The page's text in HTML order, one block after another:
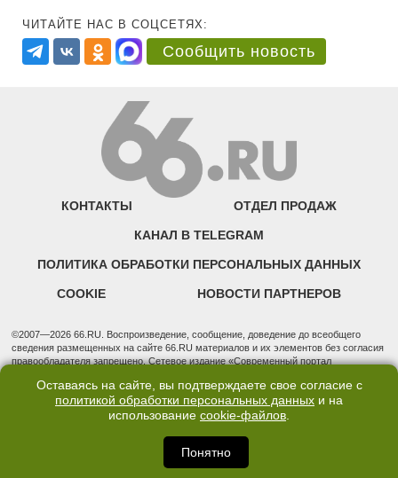
ЧИТАЙТЕ НАС В СОЦСЕТЯХ:
Сообщить новость
КОНТАКТЫ ОТДЕЛ ПРОДАЖ
КАНАЛ В TELEGRAM
ПОЛИТИКА ОБРАБОТКИ ПЕРСОНАЛЬНЫХ ДАННЫХ
COOKIE НОВОСТИ ПАРТНЕРОВ
©2007—2026 66.RU. Воспроизведение, сообщение, доведение до всеобщего
сведения размещенных на сайте 66.RU материалов и их элементов без согласия
правообладателя запрещено. Сетевое издание «Современный портал
надзору в сфере связи, информационных технологий и массовых коммуникаций
(Роскомнадзор). Регистрационный номер ЭЛ № ФС 77 - 76634 от 02.09.2019
Учредитель: Общество с ограниченной ответственностью "66.ру". Юридический
3, оф. 7015 Фактический адрес редакции и отдела продаж: 620014, Свердловская
обл., г. Екатеринбург, ул. Бориса Ельцина, д. 3, оф. 7015, +7 (343) 288-50-66
info@news.66.ru Главный редактор: Шлыков Дмитрий Владимирович
Оставаясь на сайте, вы подтверждаете свое согласие с
политикой обработки персональных данных и на
использование cookie-файлов.
Понятно